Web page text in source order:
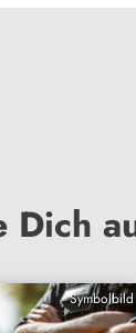
Dich
Symbolbild